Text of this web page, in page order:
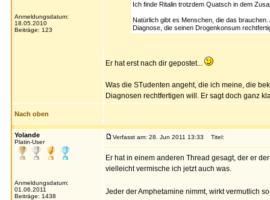
Anmeldungsdatum:
18.05.2010
Beiträge: 123
Ich finde Ritalin trotzdem Quatsch in dem
Natürlich gibt es Menschen, die das
Diagnose, die seinen Drogenkonsum
Er hat erst nach dir gepostet...
Was die STudenten angeht, die ich meine, die
Diagnosen rechtfertigen will. Er sagt doch ganz
Nach oben
Yolande
Platin-User
Anmeldungsdatum:
01.06.2011
Beiträge: 1438
Verfasst am: 28. Jun 2011 13:33 Titel:
Er hat in einem anderen Thread gesagt, der er
vielleicht vermische ich jetzt auch was.
Jeder der Amphetamine nimmt, wirkt vermutlich